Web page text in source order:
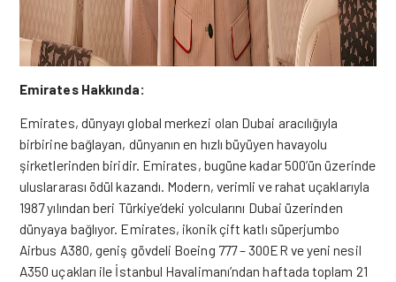
Emirates Hakkında:
Emirates, dünyayı global merkezi olan Dubai aracılığıyla
birbirine bağlayan, dünyanın en hızlı büyüyen havayolu
şirketlerinden biridir. Emirates, bugüne kadar 500’ün üzerinde
uluslararası ödül kazandı. Modern, verimli ve rahat uçaklarıyla
1987 yılından beri Türkiye’deki yolcularını Dubai üzerinden
dünyaya bağlıyor. Emirates, ikonik çiftkatlı süperjumbo
Airbus A380, geniş gövdeli Boeing 777 – 300ER ve yeni nesil
A350 uçakları ile İstanbul Havalimanı’ndan haftada toplam 21